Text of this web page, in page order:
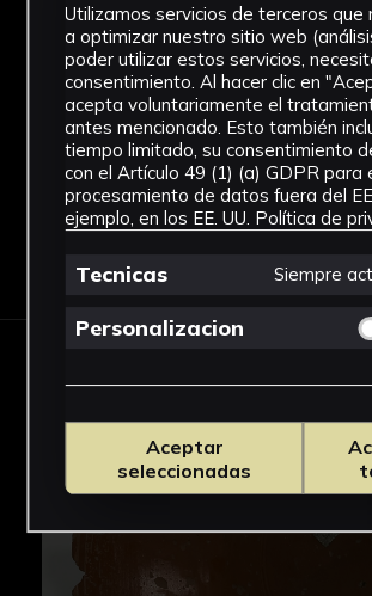
Técnica
Cerámica
Ver más
IMÁGENES
Utilizamos servicios de terceros que
a optimizar nuestro sitio web
poder utilizar estos servicios,
consentimiento. Al hacer clic en
acepta voluntariamente el
antes mencionado. Esto también
tiempo limitado, su consentimiento
con el Artículo 49 (1) (a) GDPR para
procesamiento de datos fuera del
ejemplo, en los EE. UU. Política de
Tecnicas Siempre
Personalizacion
Aceptar
seleccionadas